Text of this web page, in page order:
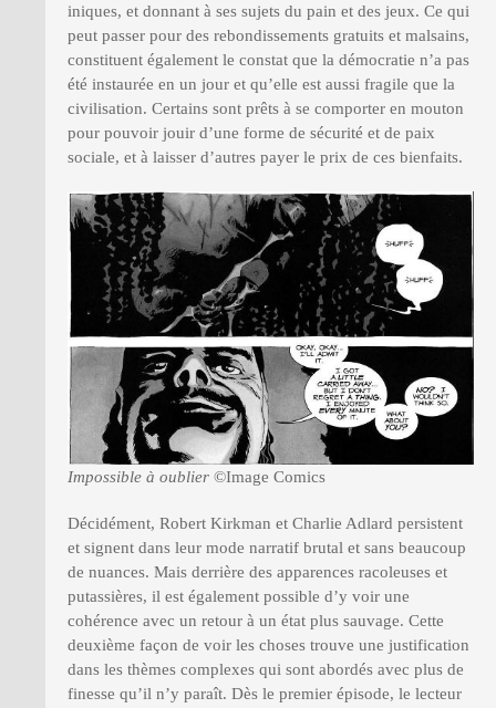
iniques, et donnant à ses sujets du pain et des jeux. Ce qui
peut passer pour des rebondissements gratuits et malsains,
constituent également le constat que la démocratie n’a pas
été instaurée en un jour et qu’elle est aussi fragile que la
civilisation. Certains sont prêts à se comporter en mouton
pour pouvoir jouir d’une forme de sécurité et de paix
sociale, et à laisser d’autres payer le prix de ces bienfaits.
Impossible à oublier ©Image Comics
Décidément, Robert Kirkman et Charlie Adlard persistent
et signent dans leur mode narratif brutal et sans beaucoup
de nuances. Mais derrière des apparences racoleuses et
putassières, il est également possible d’y voir une
cohérence avec un retour à un état plus sauvage. Cette
deuxième façon de voir les choses trouve une justification
dans les thèmes complexes qui sont abordés avec plus de
finesse qu’il n’y paraît. Dès le premier épisode, le lecteur